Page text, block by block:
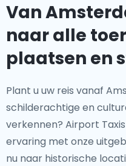
Van
naar alle
plaatsen en
Plant u uw reis vanaf
schilderachtige en
verkennen? Airport
ervaring met onze
nu naar historische